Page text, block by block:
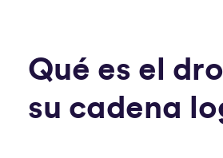
Qué es el
su cadena